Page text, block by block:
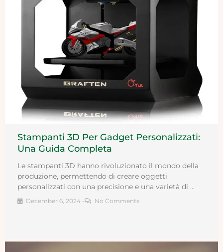
Stampanti 3D Per Gadget Personalizzati:
Una Guida Completa
Le stampanti 3D hanno rivoluzionato il mondo della
produzione, permettendo di creare oggetti
personalizzati con una precisione e una varietà di …
December 6, 2024 • No Comments